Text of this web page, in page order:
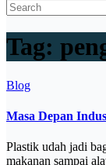
Tag:
Blog
Masa Depan
Plastik udah jadi
makanan sampai